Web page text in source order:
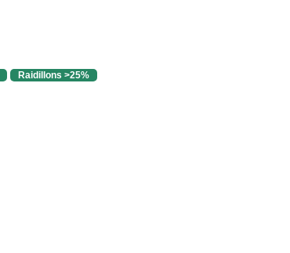
Raidillons >25%